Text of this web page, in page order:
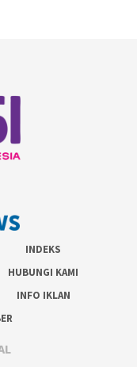
INDEKS
HUBUNGI KAMI
INFO IKLAN